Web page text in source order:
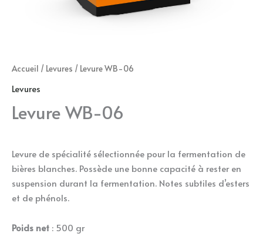
Accueil / Levures / Levure WB-06
Levures
Levure WB-06
Levure de spécialité sélectionnée pour la fermentation de
bières blanches. Possède une bonne capacité à rester en
suspension durant la fermentation. Notes subtiles d’esters
et de phénols.
Poids net : 500 gr